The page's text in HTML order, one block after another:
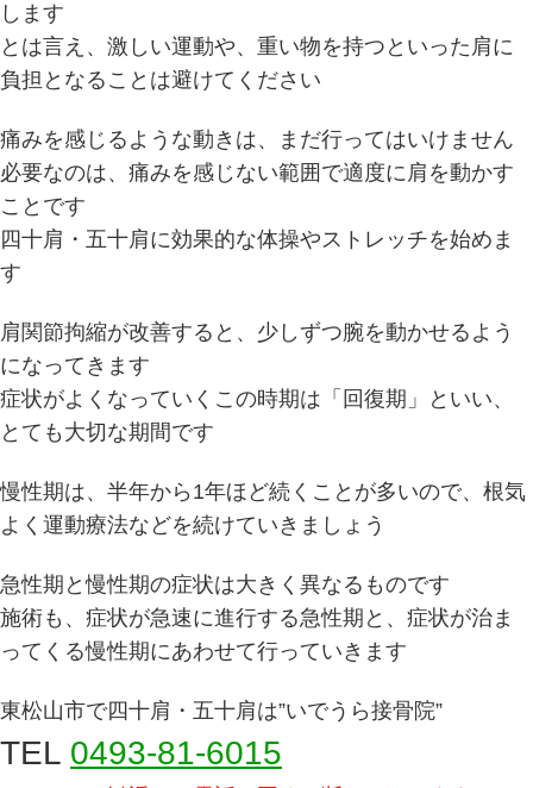
します
とは言え、激しい運動や、重い物を持つといった肩に
負担となることは避けてください
痛みを感じるような動きは、まだ行ってはいけません
必要なのは、痛みを感じない範囲で適度に肩を動かす
ことです
四十肩・五十肩に効果的な体操やストレッチを始めま
す
肩関節拘縮が改善すると、少しずつ腕を動かせるよう
になってきます
症状がよくなっていくこの時期は「回復期」といい、
とても大切な期間です
慢性期は、半年から1年ほど続くことが多いので、根気
よく運動療法などを続けていきましょう
急性期と慢性期の症状は大きく異なるものです
施術も、症状が急速に進行する急性期と、症状が治ま
ってくる慢性期にあわせて行っていきます
東松山市で四十肩・五十肩は”いでうら接骨院”
TEL 0493-81-6015